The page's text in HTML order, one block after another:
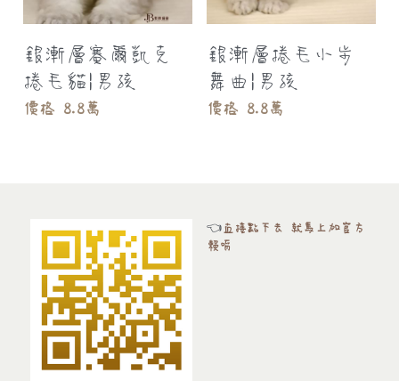
銀漸層賽爾凱克
捲毛貓|男孩
價格 8.8萬
銀漸層捲毛小步
舞曲|男孩
價格 8.8萬
👈直接點下去 就馬上加官方
賴唷